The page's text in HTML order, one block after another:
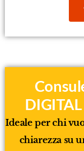
Ideale per chi
chiarezza su